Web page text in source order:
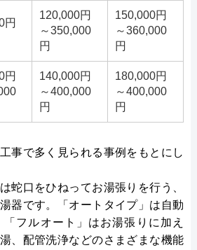
円
120,000円
～350,000
円
150,000円
～360,000
円
円
140,000円
～400,000
円
180,000円
～400,000
円
事で多く見られる事例をもとにし
蛇口をひねってお湯張りを行う、
器です。「オートタイプ」は自動
フルオート」はお湯張りに加え
、配管洗浄などのさまざまな機能